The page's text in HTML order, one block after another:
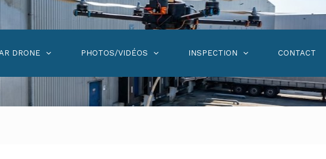
DRONE PHOTOS/VIDÉOS INSPECTION CONTACT